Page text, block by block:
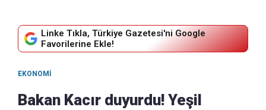
Linke Tıkla, Türkiye Gazetesi'ni Google
Favorilerine Ekle!
EKONOMI
Bakan Kacır duyurdu! Yeşil